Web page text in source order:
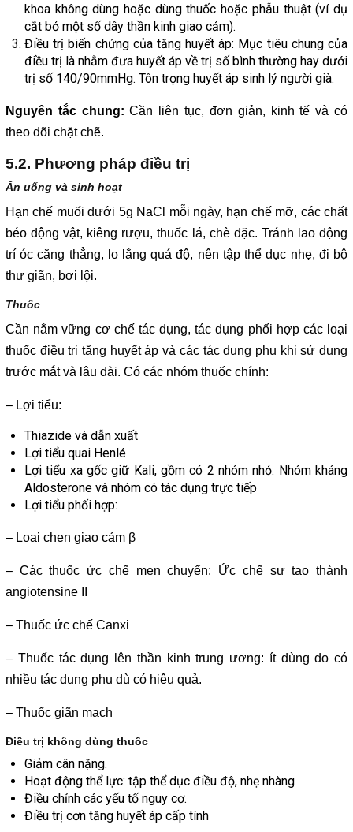
khoa không dùng hoặc dùng thuốc hoặc phẫu thuật (ví dụ
cắt bỏ một số dây thần kinh giao cảm).
Điều trị biến chứng của tăng huyết áp: Mục tiêu chung của
điều trị là nhằm đưa huyết áp về trị số bình thường hay dưới
trị số 140/90mmHg. Tôn trọng huyết áp sinh lý người già.
Nguyên tắc chung: Cần liên tục, đơn giản, kinh tế và có
theo dõi chặt chẽ.
5.2. Phương pháp điều trị
Ăn uống và sinh hoạt
Hạn chế muối dưới 5g NaCl mỗi ngày, hạn chế mỡ, các chất
béo động vật, kiêng rượu, thuốc lá, chè đặc. Tránh lao động
trí óc căng thẳng, lo lắng quá độ, nên tập thể dục nhẹ, đi bộ
thư giãn, bơi lội.
Thuốc
Cần nắm vững cơ chế tác dụng, tác dụng phối hợp các loại
thuốc điều trị tăng huyết áp và các tác dụng phụ khi sử dụng
trước mắt và lâu dài. Có các nhóm thuốc chính:
– Lợi tiểu:
Thiazide và dẫn xuất
Lợi tiểu quai Henlé
Lợi tiểu xa gốc giữ Kali, gồm có 2 nhóm nhỏ: Nhóm kháng
Aldosterone và nhóm có tác dụng trực tiếp
Lợi tiểu phối hợp:
– Loại chẹn giao cảm β
– Các thuốc ức chế men chuyển: Ức chế sự tạo thành
angiotensine II
– Thuốc ức chế Canxi
– Thuốc tác dụng lên thần kinh trung ương: ít dùng do có
nhiều tác dụng phụ dù có hiệu quả.
– Thuốc giãn mạch
Điều trị không dùng thuốc
Giảm cân nặng.
Hoạt động thể lực: tập thể dục điều độ, nhẹ nhàng
Điều chỉnh các yếu tố nguy cơ.
Điều trị cơn tăng huyết áp cấp tính